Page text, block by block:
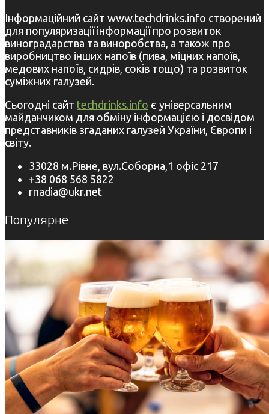
Інформаційний сайт www.techdrinks.info створений
для популяризації інформації про розвиток
виноградарства та виноробства, а також про
виробництво інших напоїв (пива, міцних напоїв,
медових напоїв, сидрів, соків тощо) та розвиток
суміжних галузей.
Сьогодні сайт techdrinks.info є універсальним
майданчиком для обміну інформацією і досвідом
представників згаданих галузей України, Європи і
світу.
33028 м.Рівне, вул.Соборна,1 офіс 217
+38 068 568 5822
rnadia@ukr.net
Популярне